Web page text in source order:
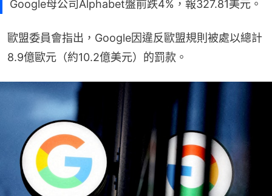
Google母公司Alphabet盤前跌4%，報327.81美元。
歐盟委員會指出，Google因違反歐盟規則被處以總計
8.9億歐元（約10.2億美元）的罰款。